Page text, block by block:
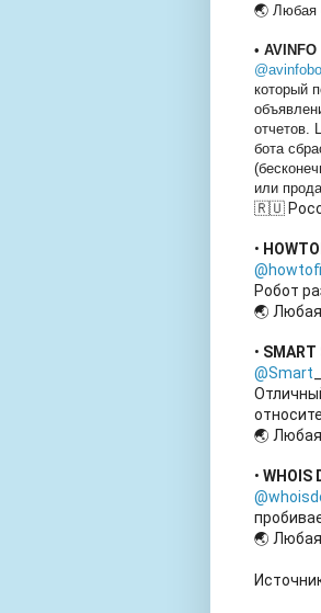
🌏 Любая
• AVINFO
который
отчетов.
бота
или
🇷🇺
•
Робот
🌏
• SMART
@Smart
🌏
• WHOIS
🌏